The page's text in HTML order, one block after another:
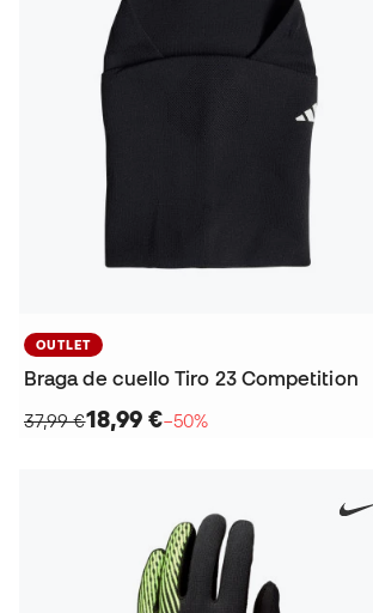
OUTLET
Braga de cuello Tiro 23 Competition
37,99 €18,99 €−50%